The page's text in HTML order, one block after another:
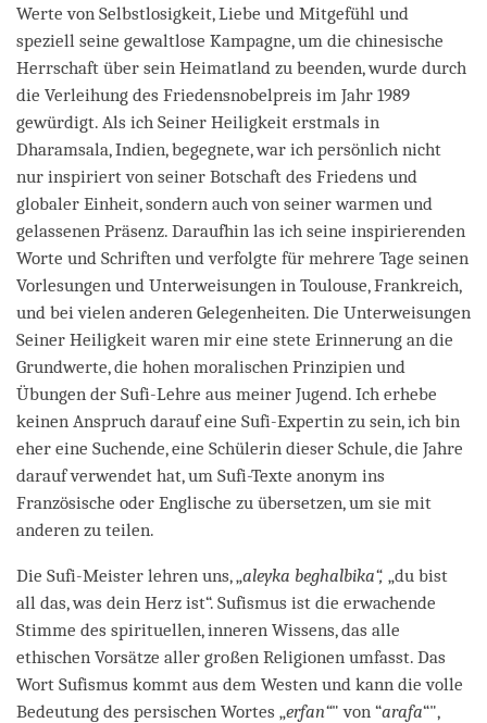
Werte von Selbstlosigkeit, Liebe und Mitgefühl und
speziell seine gewaltlose Kampagne, um die chinesische
Herrschaft über sein Heimatland zu beenden, wurde durch
die Verleihung des Friedensnobelpreis im Jahr 1989
gewürdigt. Als ich Seiner Heiligkeit erstmals in
Dharamsala, Indien, begegnete, war ich persönlich nicht
nur inspiriert von seiner Botschaft des Friedens und
globaler Einheit, sondern auch von seiner warmen und
gelassenen Präsenz. Daraufhin las ich seine inspirierenden
Worte und Schriften und verfolgte für mehrere Tage seinen
Vorlesungen und Unterweisungen in Toulouse, Frankreich,
und bei vielen anderen Gelegenheiten. Die Unterweisungen
Seiner Heiligkeit waren mir eine stete Erinnerung an die
Grundwerte, die hohen moralischen Prinzipien und
Übungen der Sufi-Lehre aus meiner Jugend. Ich erhebe
keinen Anspruch darauf eine Sufi-Expertin zu sein, ich bin
eher eine Suchende, eine Schülerin dieser Schule, die Jahre
darauf verwendet hat, um Sufi-Texte anonym ins
Französische oder Englische zu übersetzen, um sie mit
anderen zu teilen.
Die Sufi-Meister lehren uns, „aleyka beghalbika“, „du bist
all das, was dein Herz ist“. Sufismus ist die erwachende
Stimme des spirituellen, inneren Wissens, das alle
ethischen Vorsätze aller großen Religionen umfasst. Das
Wort Sufismus kommt aus dem Westen und kann die volle
Bedeutung des persischen Wortes „erfan“" von “arafa“",